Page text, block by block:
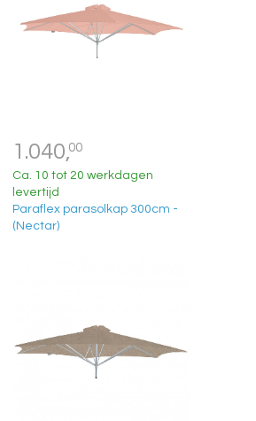
1.040,00
Ca. 10 tot 20 werkdagen
levertijd
Paraflex parasolkap 300cm -
(Nectar)